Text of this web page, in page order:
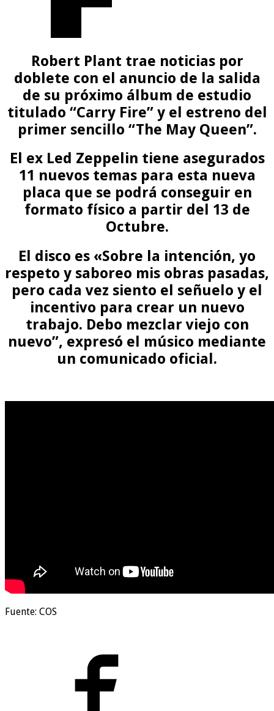
Robert Plant trae noticias por
doblete con el anuncio de la salida
de su próximo álbum de estudio
titulado “Carry Fire” y el estreno del
primer sencillo “The May Queen”.
El ex Led Zeppelin tiene asegurados
11 nuevos temas para esta nueva
placa que se podrá conseguir en
formato físico a partir del 13 de
Octubre.
El disco es «Sobre la intención, yo
respeto y saboreo mis obras pasadas,
pero cada vez siento el señuelo y el
incentivo para crear un nuevo
trabajo. Debo mezclar viejo con
nuevo”, expresó el músico mediante
un comunicado oficial.
Fuente: COS